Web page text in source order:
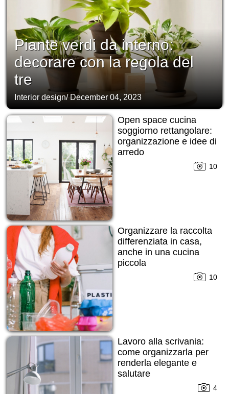
Piante verdi da interno:
decorare con la regola del
tre
Interior design/December 04, 2023
Open space cucina
soggiorno rettangolare:
organizzazione e idee di
arredo
10
Organizzare la raccolta
differenziata in casa,
anche in una cucina
piccola
10
Lavoro alla scrivania:
come organizzarla per
renderla elegante e
salutare
4